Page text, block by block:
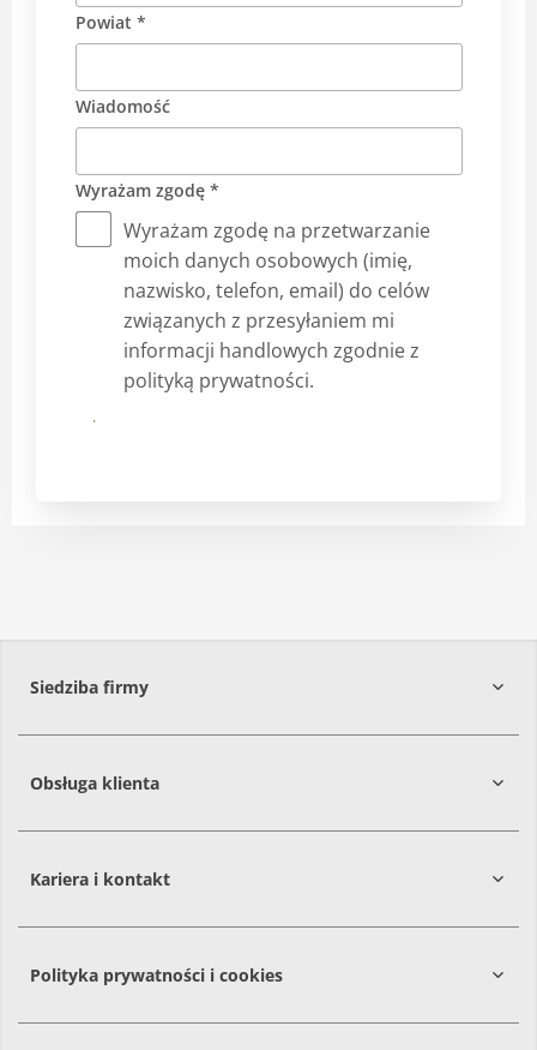
Powiat *
Wiadomość
Wyrażam zgodę *
Wyrażam zgodę na przetwarzanie
moich danych osobowych (imię,
nazwisko, telefon, email) do celów
związanych z przesyłaniem mi
informacji handlowych zgodnie z
polityką prywatności.
Prześlij
Siedziba firmy
Obsługa klienta
Kariera i kontakt
Polityka prywatności i cookies